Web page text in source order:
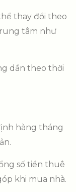
thay đổi theo
tâm như
dần theo thời
hàng tháng
số tiền thuê
khi mua nhà.